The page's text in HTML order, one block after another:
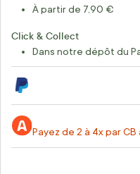
À partir de 7,90 €
Click & Collect
Dans notre dépôt du
Payez de 2 à 4x par